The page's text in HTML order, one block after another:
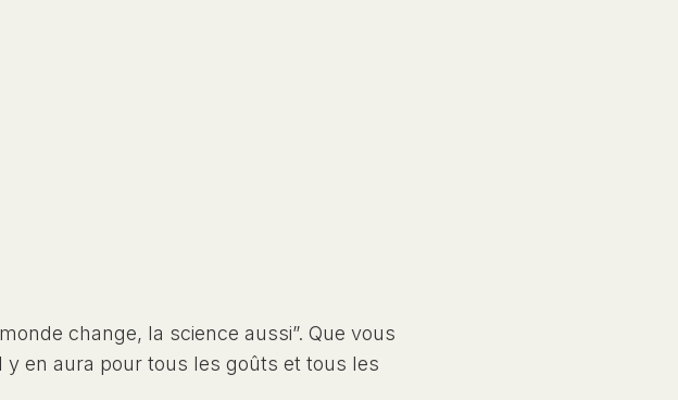
change, la science aussi”. Que vous
en aura pour tous les goûts et tous les